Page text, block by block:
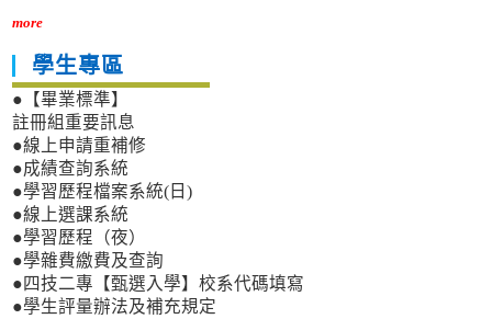
more
學生專區
●【畢業標準】
註冊組重要訊息
●線上申請重補修
●成績查詢系統
●學習歷程檔案系統(日)
●線上選課系統
●學習歷程（夜）
●學雜費繳費及查詢
●四技二專【甄選入學】校系代碼填寫
●學生評量辦法及補充規定